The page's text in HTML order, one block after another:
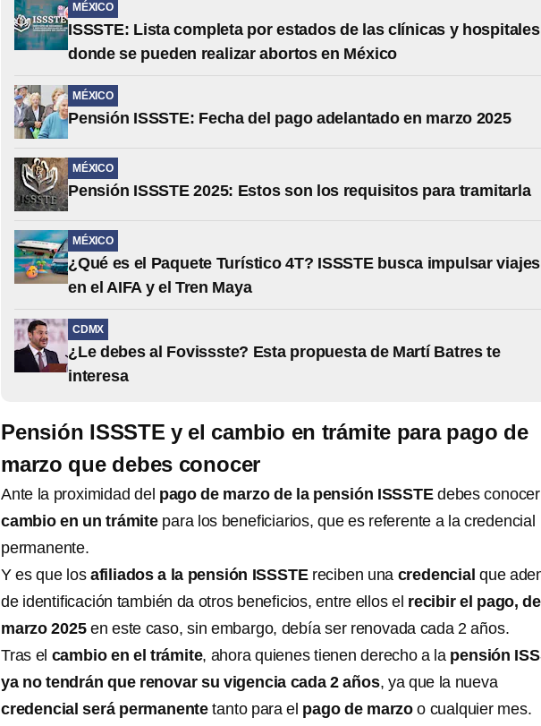
MÉXICO
ISSSTE: Lista completa por estados de las clínicas y hospitales
donde se pueden realizar abortos en México
MÉXICO
Pensión ISSSTE: Fecha del pago adelantado en marzo 2025
MÉXICO
Pensión ISSSTE 2025: Estos son los requisitos para tramitarla
MÉXICO
¿Qué es el Paquete Turístico 4T? ISSSTE busca impulsar viajes
en el AIFA y el Tren Maya
CDMX
¿Le debes al Fovissste? Esta propuesta de Martí Batres te
interesa
Pensión ISSSTE y el cambio en trámite para pago de
marzo que debes conocer
Ante la proximidad del pago de marzo de la pensión ISSSTEdebes
cambio en un trámitepara los beneficiarios, que es referente a la credencial
permanente.
Y es que los afiliados a la pensión ISSSTEreciben una credencial que
de identificación también da otros beneficios, entre ellos el recibir el pago, de
marzo 2025en este caso, sin embargo, debía ser renovada cada 2 años.
Tras el cambio en el trámite, ahora quienes tienen derecho a la pensión
ya no tendrán que renovar su vigencia cada 2 años, ya que la nueva
credencial será permanente tanto para el pago de marzo o cualquier mes.